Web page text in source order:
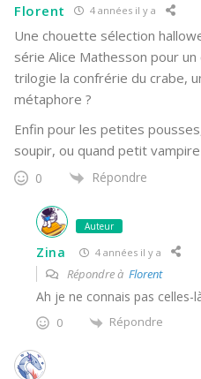
Florent 4 années il y a
Une chouette sélection
série Alice Mathesson pour
trilogie la confrérie du crabe,
métaphore ?
Enfin pour les petites
soupir, ou quand petit
0 Répondre
Auteur
Zina 4 années il y a
Répondre à Florent
Ah je ne connais pas celles-
0 Répondre